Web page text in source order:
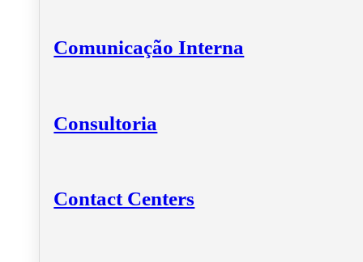
Comunicação Interna
Consultoria
Contact Centers